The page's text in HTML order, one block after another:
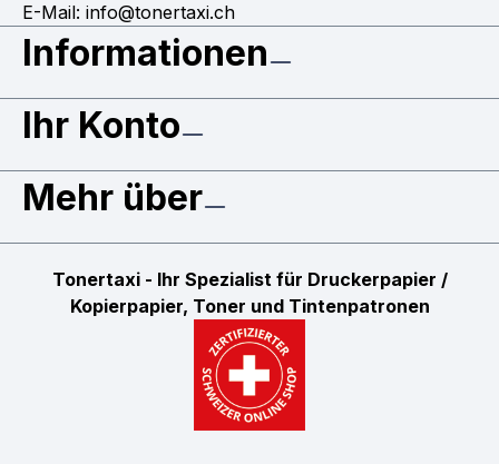
E-Mail: info@tonertaxi.ch
Informationen
Ihr Konto
Mehr über
Tonertaxi - Ihr Spezialist für Druckerpapier /
Kopierpapier, Toner und Tintenpatronen